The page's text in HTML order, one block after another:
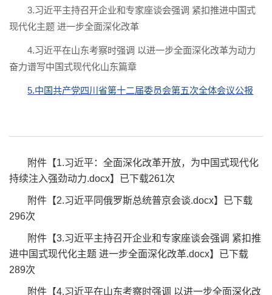
3.习近平主持召开企业和专家座谈会强调 紧扣推进中国式
现代化主题 进一步全面深化改革
4.习近平在山东考察时强调 以进一步全面深化改革为动力
奋力谱写中国式现代化山东篇章
5.中国共产党四川省第十二届委员会第五次全体会议公报
附件【1.习近平：全面深化改革开放，为中国式现代化
持续注入强劲动力.docx】已下载261次
附件【2.习近平同俄罗斯总统普京会谈.docx】已下载
296次
附件【3.习近平主持召开企业和专家座谈会强调 紧扣推
进中国式现代化主题 进一步全面深化改革.docx】已下载
289次
附件【4.习近平在山东考察时强调 以进一步全面深化改